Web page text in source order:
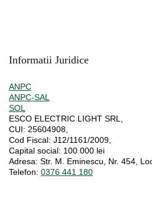
Informatii Juridice
ANPC
ANPC-SAL
SOL
ESCO ELECTRIC LIGHT SRL,
CUI: 25604908,
Cod Fiscal: J12/1161/2009,
Capital social: 100 000 lei
Adresa: Str. M. Eminescu, Nr. 454,
Telefon: 0376 441 180